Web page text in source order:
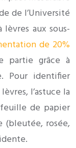
de l’Université
aux sous-
de 20%
partie grâce à
Pour identifier
l’astuce la
de papier
(bleutée, rosée,